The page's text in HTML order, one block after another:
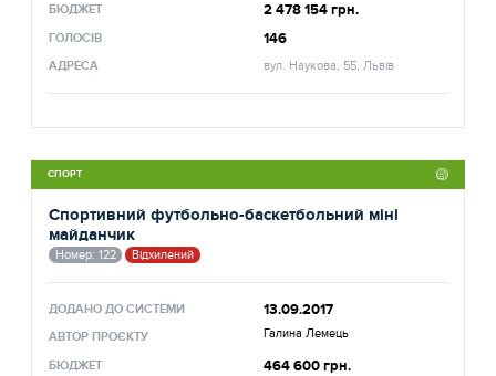
БЮДЖЕТ 2 478 154 грн.
ГОЛОСІВ 146
АДРЕСА вул. Наукова, 55, Львів
СПОРТ
Спортивний футбольно-баскетбольний міні
майданчик
Номер: 122 Відхилений
ДОДАНО ДО СИСТЕМИ 13.09.2017
АВТОР ПРОЄКТУ Галина Лемець
БЮДЖЕТ 464 600 грн.